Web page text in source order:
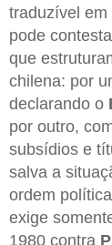
traduzível
pode
que
chilena: por
declarando o
por outro,
subsídios e
salva a
ordem
exige
1980 contra